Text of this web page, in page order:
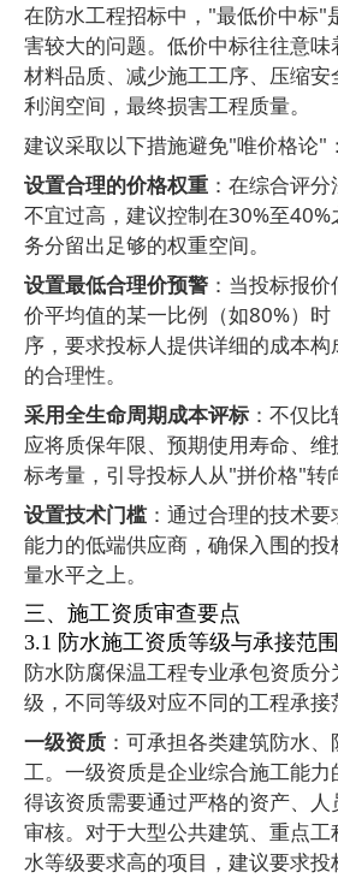
在防水工程招标中， "最低价中标"
害较大的问题。低价中标往往意
材料品质、减少施工工序、压缩
利润空间，最终损害工程质量。
建议采取以下措施避免"唯价格论" ：
设置合理的价格权重 ：在综合评
不宜过高，建议控制在30%至40%
务分留出足够的权重空间。
设置最低合理价预警 ：当投标报
价平均值的某一比例（如80%）时
序，要求投标人提供详细的成本
的合理性。
采用全生命周期成本评标 ：不仅
应将质保年限、预期使用寿命、
标考量，引导投标人从"拼价格"转
设置技术门槛：通过合理的技术
能力的低端供应商，确保入围的
量水平之上。
三、施工资质审查要点
3.1 防水施工资质等级与承接范围
防水防腐保温工程专业承包资质
级，不同等级对应不同的工程承接
一级资质 ：可承担各类建筑防水
工。一级资质是企业综合施工能
得该资质需要通过严格的资产、
审核。对于大型公共建筑、重点
水等级要求高的项目，建议要求投